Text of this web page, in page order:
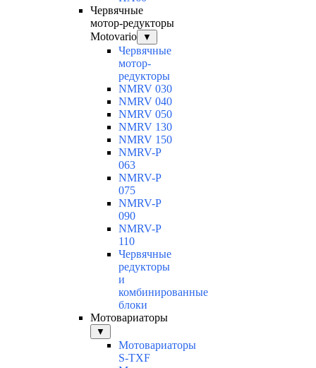
Червячные
мотор-редукторы
Motovario
▼
Червячные
мотор-
редукторы
NMRV 030
NMRV 040
NMRV 050
NMRV 130
NMRV 150
NMRV-P
063
NMRV-P
075
NMRV-P
090
NMRV-P
110
Червячные
редукторы
и
комбинированные
блоки
Мотовариаторы
▼
Мотовариаторы
S-TXF